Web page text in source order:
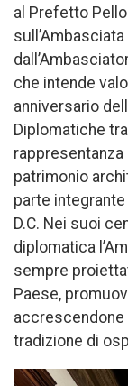
al Prefetto
che intende
anniversario
Diplomatiche
rappresentanza
patrimonio
parte
D.C. Nei suoi
diplomatica
sempre
Paese,
accrescendone
tradizione di